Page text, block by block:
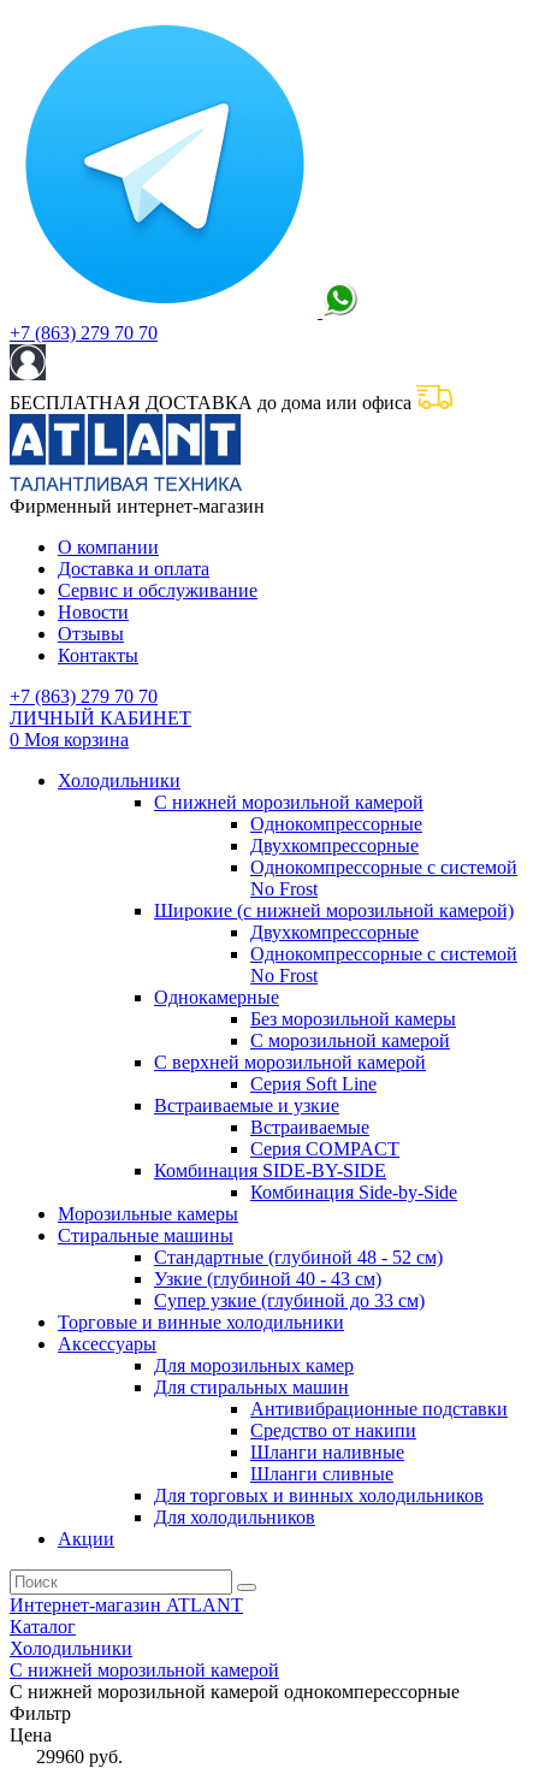
+7 (863) 279 70 70
БЕСПЛАТНАЯ ДОСТАВКА до дома или офиса
Фирменный интернет-магазин
О компании
Доставка и оплата
Сервис и обслуживание
Новости
Отзывы
Контакты
+7 (863) 279 70 70
ЛИЧНЫЙ КАБИНЕТ
0 Моя корзина
Холодильники
С нижней морозильной камерой
Однокомпрессорные
Двухкомпрессорные
Однокомпрессорные с системой
No Frost
Широкие (с нижней морозильной камерой)
Двухкомпрессорные
Однокомпрессорные с системой
No Frost
Однокамерные
Без морозильной камеры
С морозильной камерой
С верхней морозильной камерой
Серия Soft Line
Встраиваемые и узкие
Встраиваемые
Серия СOMPACT
Комбинация SIDE-BY-SIDE
Комбинация Side-by-Side
Морозильные камеры
Стиральные машины
Стандартные (глубиной 48 - 52 см)
Узкие (глубиной 40 - 43 см)
Супер узкие (глубиной до 33 см)
Торговые и винные холодильники
Аксессуары
Для морозильных камер
Для стиральных машин
Антивибрационные подставки
Средство от накипи
Шланги наливные
Шланги сливные
Для торговых и винных холодильников
Для холодильников
Акции
Интернет-магазин ATLANT
Каталог
Холодильники
С нижней морозильной камерой
С нижней морозильной камерой однокомперессорные
Фильтр
Цена
29960руб.